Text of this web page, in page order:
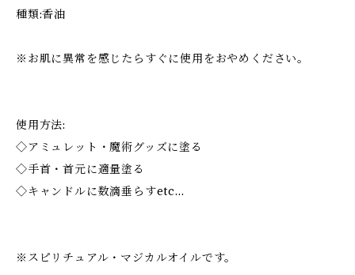
種類:香油
※お肌に異常を感じたらすぐに使用をおやめください。
使用方法:
◇アミュレット・魔術グッズに塗る
◇手首・首元に適量塗る
◇キャンドルに数滴垂らすetc…
※スピリチュアル・マジカルオイルです。